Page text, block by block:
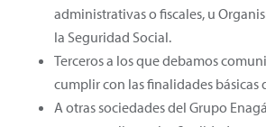
administrativas o fiscales, u
la Seguridad Social.
Terceros a los que debamos
cumplir con las finalidades básicas
A otras sociedades del Grupo